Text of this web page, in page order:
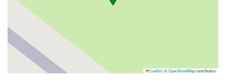
Leaflet|©OpenStreetMapcontributors